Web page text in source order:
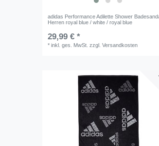
adidas Performance Adilette Shower
Herren royal blue / white / royal blue
29,99 € *
*inkl. ges. MwSt. zzgl.Versandkosten